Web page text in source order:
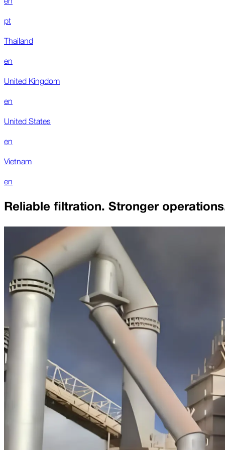
pt
Thailand
en
United Kingdom
en
United States
en
Vietnam
en
Reliable filtration. Stronger